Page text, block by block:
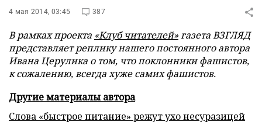
4 мая 2014, 03:45 387
В рамках проекта «Клуб читателей»газета ВЗГЛЯД
представляет реплику нашего постоянного автора
Ивана Церулика о том, что поклонники фашистов,
к сожалению, всегда хуже самих фашистов.
Другие материалы автора
Слова «быстрое питание» режут ухо несуразицей